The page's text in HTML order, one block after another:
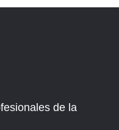
de la